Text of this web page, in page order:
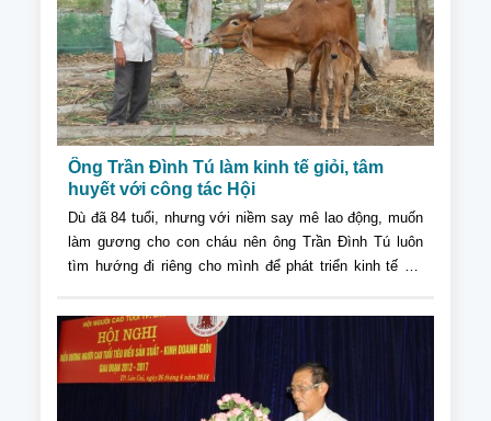
Ông Trần Đình Tú làm kinh tế giỏi, tâm
huyết với công tác Hội
Dù đã 84 tuổi, nhưng với niềm say mê lao động, muốn
làm gương cho con cháu nên ông Trần Đình Tú luôn
tìm hướng đi riêng cho mình để phát triển kinh tế gia
“Tuổi cao – Gương sáng”, được nhiều người mến
phục...